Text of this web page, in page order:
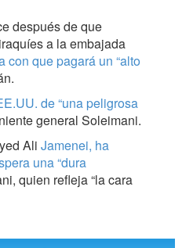
después de que
a la embajada
con que pagará un “alto
de “una peligrosa
general Soleimani.
Ali Jamenei, ha
una “dura
quien refleja “la cara